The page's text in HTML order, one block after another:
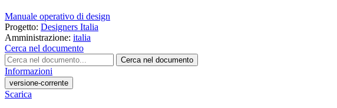
Manuale operativo di design
Progetto: Designers Italia
Amministrazione: italia
Cerca nel documento
Cerca nel documento
Informazioni
versione-corrente
Scarica